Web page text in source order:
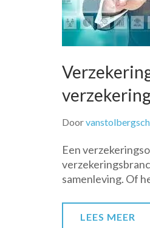
Door
Een
samenleving. Of
LEES MEER